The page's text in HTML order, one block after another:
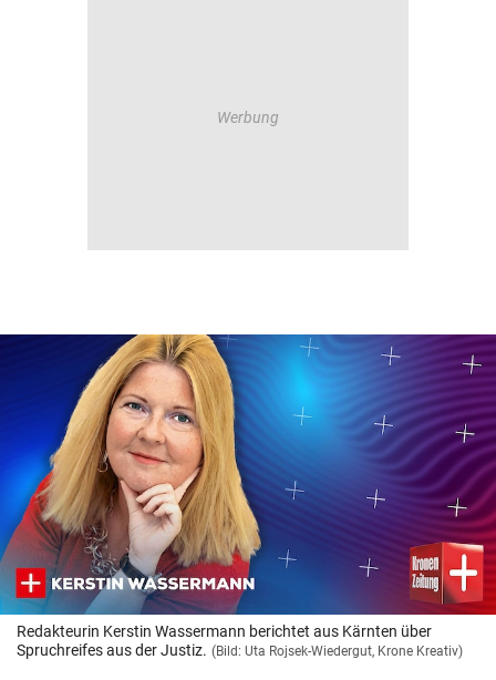
Redakteurin Kerstin Wassermann berichtet aus Kärnten über
Spruchreifes aus der Justiz. (Bild: Uta Rojsek-Wiedergut, Krone Kreativ)